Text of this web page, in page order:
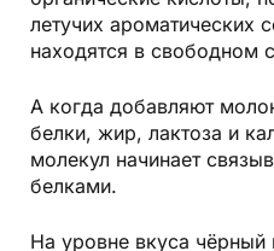
летучих ароматических
находятся в свободном
А когда добавляют
белки, жир, лактоза и
молекул начинает
белками.
На уровне вкуса